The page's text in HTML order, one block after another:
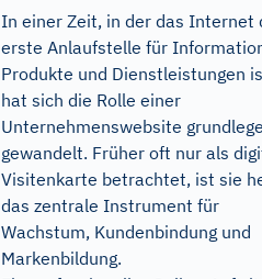
In einer Zeit, in der das Internet
erste Anlaufstelle für
Produkte und Dienstleistungen
hat sich die Rolle einer
Unternehmenswebsite
gewandelt. Früher oft nur als
Visitenkarte betrachtet, ist sie
das zentrale Instrument für
Wachstum, Kundenbindung und
Markenbildung.